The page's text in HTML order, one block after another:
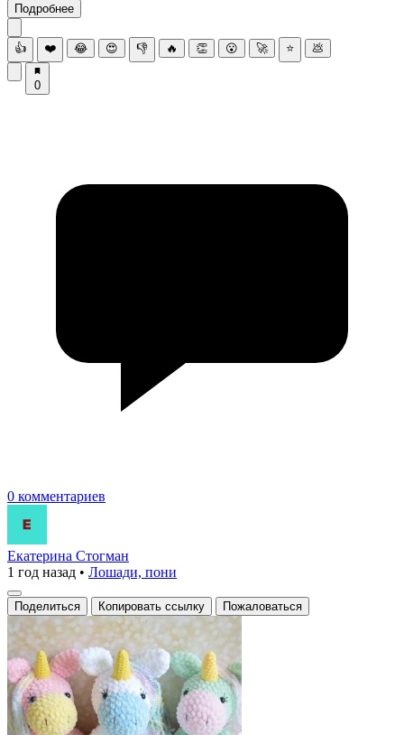
Подробнее
👍 ❤️ 😂 😍 👎 🔥 👏 😮 🚀 ⭐ 💩
0
0 комментариев
Екатерина Стогман
1 год назад • Лошади, пони
Поделиться Копировать ссылку Пожаловаться